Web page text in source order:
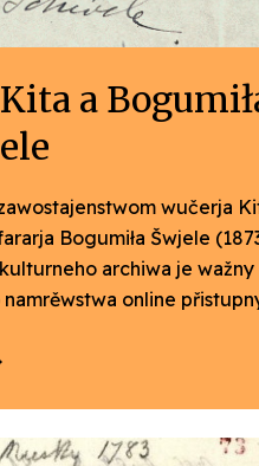
a
wučerja
Bogumiła Šwjele
archiwa je wažny
online